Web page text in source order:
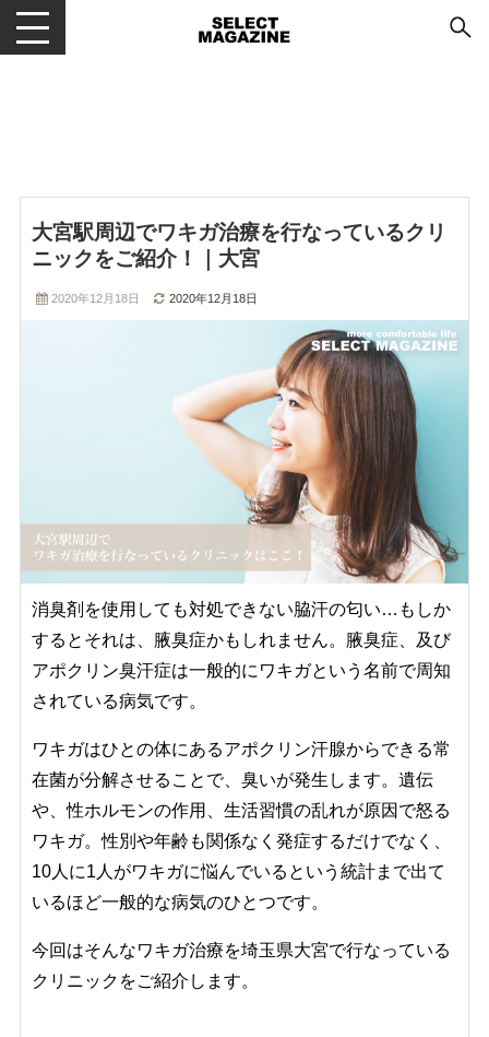
メニューを開閉する
大宮駅周辺でワキガ治療を行なっているクリ
ニックをご紹介！｜大宮
2020年12月18日 2020年12月18日
消臭剤を使用しても対処できない脇汗の匂い…もしか
するとそれは、腋臭症かもしれません。腋臭症、及び
アポクリン臭汗症は一般的にワキガという名前で周知
されている病気です。
ワキガはひとの体にあるアポクリン汗腺からできる常
在菌が分解させることで、臭いが発生します。遺伝
や、性ホルモンの作用、生活習慣の乱れが原因で怒る
ワキガ。性別や年齢も関係なく発症するだけでなく、
10人に1人がワキガに悩んでいるという統計まで出て
いるほど一般的な病気のひとつです。
今回はそんなワキガ治療を埼玉県大宮で行なっている
クリニックをご紹介します。